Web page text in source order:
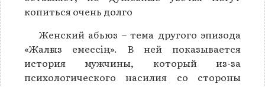
копиться очень долго
Женский абьюз – тема другого эпизода
«Жалғыз емессің». В ней показывается
история мужчины, который из-за
психологического насилия со стороны